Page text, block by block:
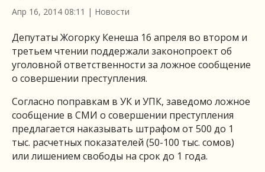
Апр 16, 2014 08:11 | Новости
Депутаты Жогорку Кенеша 16 апреля во втором и
третьем чтении поддержали законопроект об
уголовной ответственности за ложное сообщение
о совершении преступления.
Согласно поправкам в УК и УПК, заведомо ложное
сообщение в СМИ о совершении преступления
предлагается наказывать штрафом от 500 до 1
тыс. расчетных показателей (50-100 тыс. сомов)
или лишением свободы на срок до 1 года.